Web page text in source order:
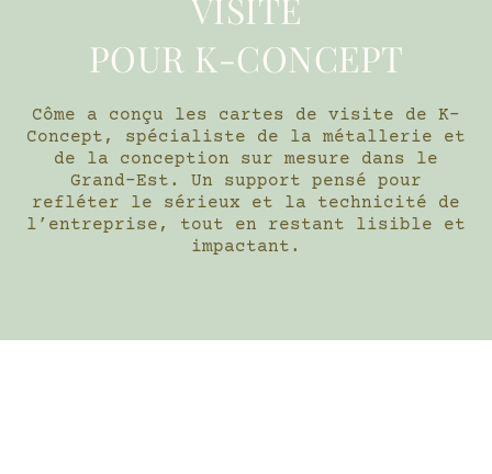
POUR K-CONCEPT
Côme a conçu les cartes de visite de K-
Concept, spécialiste de la métallerie et
de la conception sur mesure dans le
Grand-Est. Un support pensé pour
refléter le sérieux et la technicité de
l’entreprise, tout en restant lisible et
impactant.